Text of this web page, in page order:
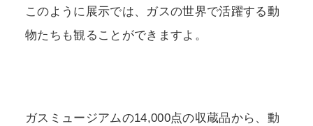
このように展示では、ガスの世界で活躍する動
物たちも観ることができますよ。
ガスミュージアムの14,000点の収蔵品から、動